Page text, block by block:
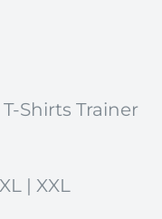
Shirts Trainer
| XXL